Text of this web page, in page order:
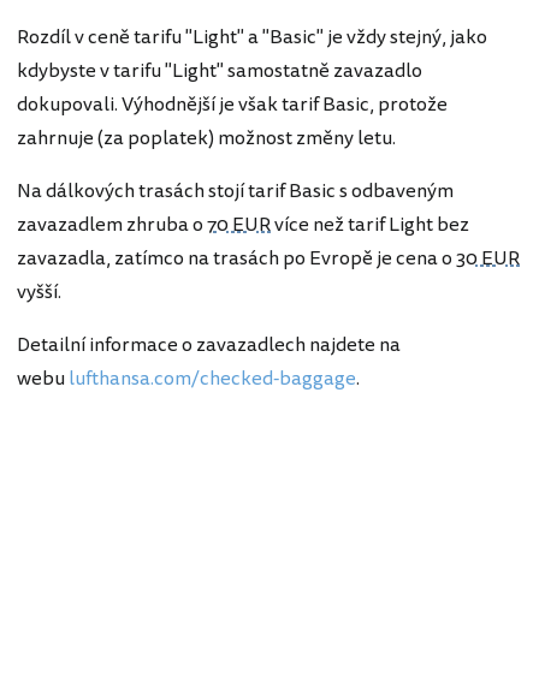
Rozdíl v ceně tarifu "Light" a "Basic" je vždy stejný, jako
kdybyste v tarifu "Light" samostatně zavazadlo
dokupovali. Výhodnější je však tarif Basic, protože
zahrnuje (za poplatek) možnost změny letu.
Na dálkových trasách stojí tarif Basic s odbaveným
zavazadlem zhruba o70 EURvíce než tarif Light bez
zavazadla, zatímco na trasách po Evropě je cena o30 EUR
vyšší.
Detailní informace o zavazadlech najdete na
webulufthansa.com/checked-baggage.